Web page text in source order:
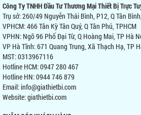
Công Ty TNHH Đầu Tư Thương Mại Thiết Bị Trực
Trụ sở: 260/49 Nguyễn Thái Bình, P12, Q Tân
VPHCM: 466 Tân Kỳ Tân Quý, Q Tân Phú, TPHCM
VPHN: Ngõ 96 Phố Đại Từ, Q Hoàng Mai, TP Hà
VP Hà Tĩnh: 671 Quang Trung, Xã Thạch Hạ, TP
MST: 0313967116
Hotline HCM: 0947 280 467
Hotline HN: 0944 746 879
Email: info@giathietbi.com
Website:giathietbi.com